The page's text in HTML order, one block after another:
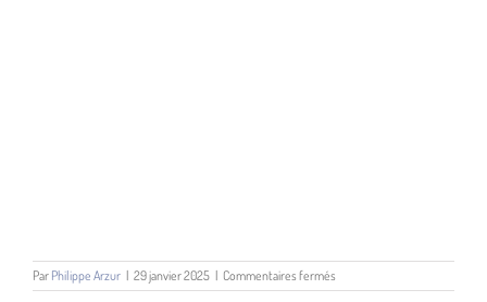
Par Philippe Arzur | 29 janvier 2025 | Commentaires ferméssur
Baranger